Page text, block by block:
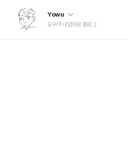
Yowu
요우의 내맘대로 블로그